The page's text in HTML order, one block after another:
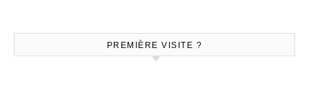
PREMIÈRE VISITE ?